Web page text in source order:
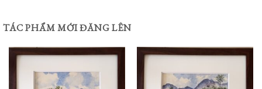
TÁC PHẨM MỚI ĐĂNG LÊN